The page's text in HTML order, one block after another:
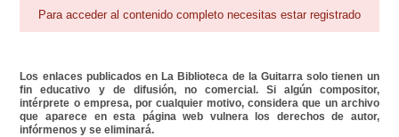
Para acceder al contenido completo necesitas estar registrado
Los enlaces publicados en La Biblioteca de la Guitarra solo tienen un
fin educativo y de difusión, no comercial. Si algún compositor,
intérprete o empresa, por cualquier motivo, considera que un archivo
que aparece en esta página web vulnera los derechos de autor,
infórmenos y se eliminará.